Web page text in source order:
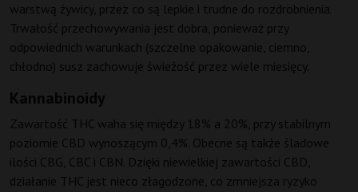
warstwą żywicy, przez co są lepkie i trudne do rozdrobnienia.
Trwałość przechowywania jest dobra, ponieważ przy
odpowiednich warunkach (szczelne opakowanie, ciemno,
chłodno) susz zachowuje świeżość przez wiele miesięcy.
Kannabinoidy
Zawartość THC waha się między 18% a 20%, przy stabilnym
poziomie CBD wynoszącym 0,4%. Obecne są także śladowe
ilości CBG, CBC i CBN. Dzięki niewielkiej zawartości CBD,
działanie THC jest nieco złagodzone, co zmniejsza ryzyko